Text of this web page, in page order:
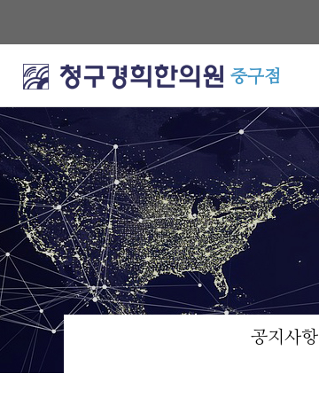
중구점
공지사항